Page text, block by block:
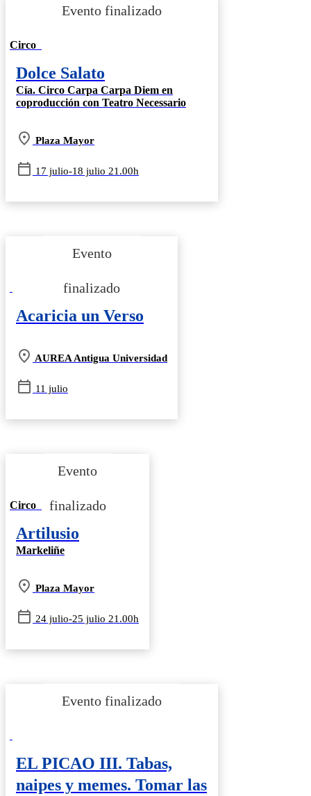
Circo
Dolce Salato
Cía. Circo Carpa Carpa Diem en
coproducción con Teatro Necessario
Plaza Mayor
17 julio-18 julio 21.00h
Acaricia un Verso
AUREA Antigua Universidad
11 julio
Circo
Artilusio
Markeliñe
Plaza Mayor
24 julio-25 julio 21.00h
EL PICAO III. Tabas,
naipes y memes. Tomar las